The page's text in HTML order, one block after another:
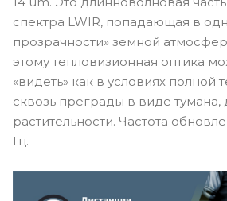
спектра LWIR, попадающая в
прозрачности» земной
этому тепловизионная оптика
«видеть» как в условиях полной
сквозь преграды в виде
растительности. Частота
Гц.